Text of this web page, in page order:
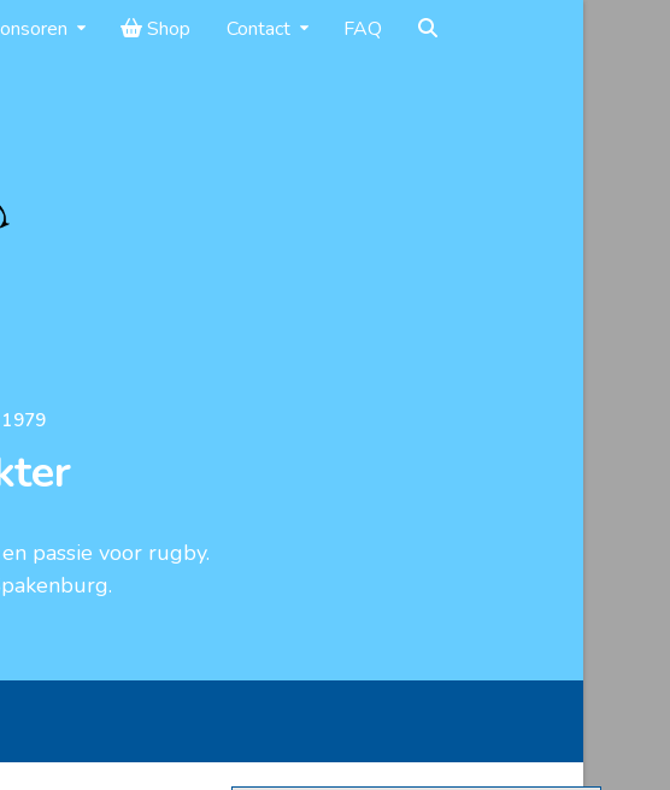
Shop Contact FAQ
1979
passie voor rugby.